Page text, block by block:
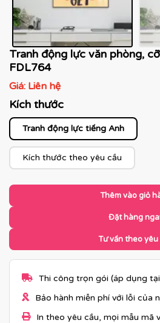
Tranh động lực văn phòng,
FDL764
Giá: Liên hệ
Kích thước
Tranh động lực tiếng Anh
Kích thước theo yêu cầu
Thêm vào giỏ
Đặt hàng
Tư vấn theo yêu
Thi công trọn gói (áp dụng
Bảo hành miễn phí với lỗi của
In theo yêu cầu, mọi mẫu mã